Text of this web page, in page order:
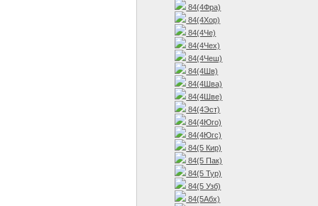
84(4Фра)
84(4Хор)
84(4Че)
84(4Чех)
84(4Чеш)
84(4Шв)
84(4Шва)
84(4Шве)
84(4Эст)
84(4Юго)
84(4Югс)
84(5 Кир)
84(5 Пак)
84(5 Тур)
84(5 Узб)
84(5Абх)